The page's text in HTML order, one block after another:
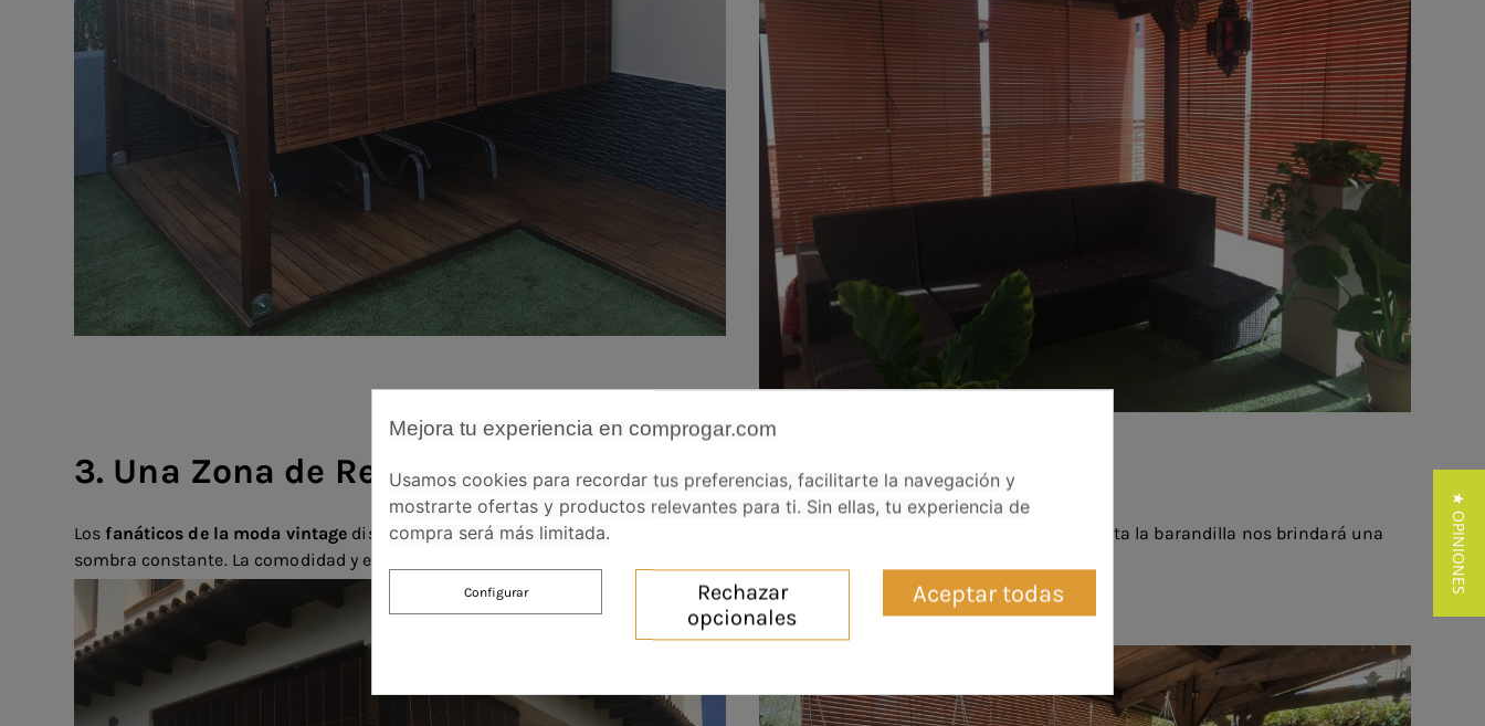
3. Una Zona de Relax en la Terraza
Los fanáticos de la moda vintage disfrutan de tener una terraza al aire libre.
desde el techo hasta la barandilla nos brindará una
sombra constante. La comodidad y el estilo quedarán garantizados.
Mejora tu experiencia en comprogar.com
Usamos cookies para recordar tus preferencias, facilitarte la navegación y
mostrarte ofertas y productos relevantes para ti. Sin ellas, tu experiencia de
compra será más limitada.
Aceptar todas
Rechazar
opcionales
Configurar ★ OPINIONES